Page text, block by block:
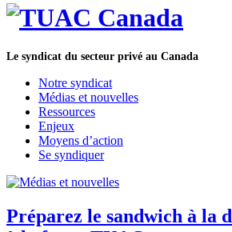
Le syndicat du secteur privé au Canada
Notre syndicat
Médias et nouvelles
Ressources
Enjeux
Moyens d’action
Se syndiquer
Préparez le sandwich à la